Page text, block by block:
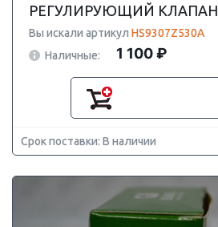
РЕГУЛИРУЮЩИЙ КЛАПАН
Вы искали артикул HS9307Z530A
Наличные:
1 100 ₽
Срок поставки: В наличии